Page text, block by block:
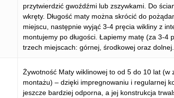
przytwierdzić gwoźdźmi lub zszywkami. Do
wkręty. Długość maty można skrócić do
miejscu, następnie wyjąć 3-4 pręcia wikliny z
montujemy po długości. Łapiemy matę (za 3-
trzech miejscach: górnej, środkowej oraz dolnej.
Żywotność Maty wiklinowej to od 5 do 10 lat
montażu) – dzięki impregnowaniu i regularnej
jeszcze bardziej odporna, a jej konstrukcja